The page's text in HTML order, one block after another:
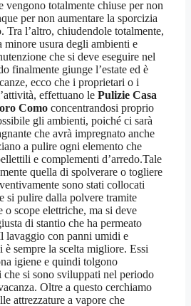
vengono totalmente chiuse per non
per non aumentare la sporcizia
Tra l’altro, chiudendole totalmente,
minore usura degli ambienti e
che si deve eseguire nel
finalmente giunge l’estate ed è
ecco che i proprietari o i
effettuano le Pulizie Casa
Como concentrandosi proprio
gli ambienti, poiché ci sarà
che avrà impregnato anche
a pulire ogni elemento che
e complementi d’arredo.Tale
quella di spolverare o togliere
sono stati collocati
si pulire dalla polvere tramite
o scope elettriche, ma si deve
di stantio che ha permeato
lavaggio con panni umidi e
è sempre la scelta migliore. Essi
igiene e quindi tolgono
si sono sviluppati nel periodo
Oltre a questo cerchiamo
attrezzature a vapore che